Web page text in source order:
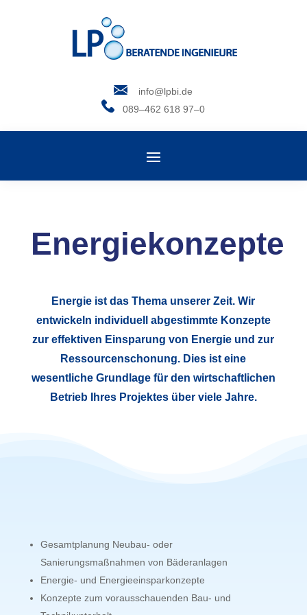
info@lpbi.de
089–462 618 97–0
Energiekonzepte
Energie ist das Thema unserer Zeit. Wir
entwickeln individuell abgestimmte Konzepte
zur effektiven Einsparung von Energie und zur
Ressourcenschonung. Dies ist eine
wesentliche Grundlage für den wirtschaftlichen
Betrieb Ihres Projektes über viele Jahre.
Gesamtplanung Neubau- oder
Sanierungsmaßnahmen von Bäderanlagen
Energie- und Energieeinsparkonzepte
Konzepte zum vorausschauenden Bau- und